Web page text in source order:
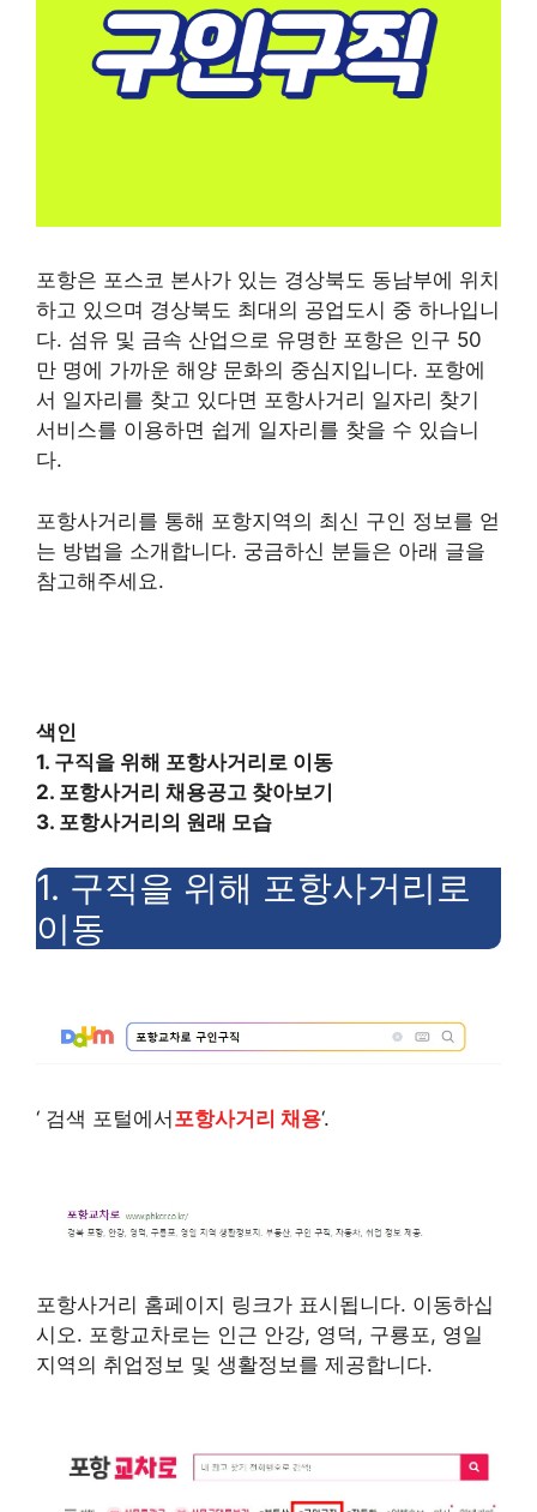
포항은 포스코 본사가 있는 경상북도 동남부에 위치
하고 있으며 경상북도 최대의 공업도시 중 하나입니
다. 섬유 및 금속 산업으로 유명한 포항은 인구 50
만 명에 가까운 해양 문화의 중심지입니다. 포항에
서 일자리를 찾고 있다면 포항사거리 일자리 찾기
서비스를 이용하면 쉽게 일자리를 찾을 수 있습니
다.
포항사거리를 통해 포항지역의 최신 구인 정보를 얻
는 방법을 소개합니다. 궁금하신 분들은 아래 글을
참고해주세요.
색인
1. 구직을 위해 포항사거리로 이동
2. 포항사거리 채용공고 찾아보기
3. 포항사거리의 원래 모습
1. 구직을 위해 포항사거리로
이동
‘ 검색 포털에서포항사거리 채용‘.
포항사거리 홈페이지 링크가 표시됩니다. 이동하십
시오. 포항교차로는 인근 안강, 영덕, 구룡포, 영일
지역의 취업정보 및 생활정보를 제공합니다.